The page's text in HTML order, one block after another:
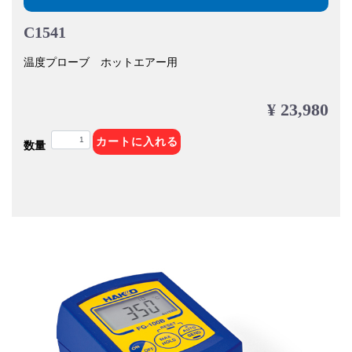
C1541
温度プローブ ホットエアー用
¥ 23,980
数量 カートに入れる